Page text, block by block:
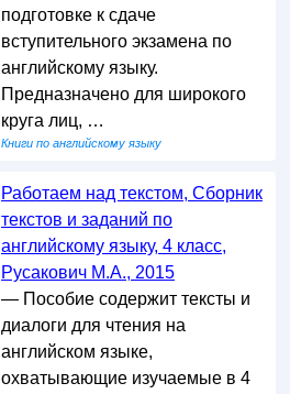
подготовке к сдаче
вступительного экзамена по
английскому языку.
Предназначено для широкого
круга лиц, …
Книги по английскому языку
Работаем над текстом, Сборник
текстов и заданий по
английскому языку, 4 класс,
Русакович М.А., 2015
— Пособие содержит тексты и
диалоги для чтения на
английском языке,
охватывающие изучаемые в 4